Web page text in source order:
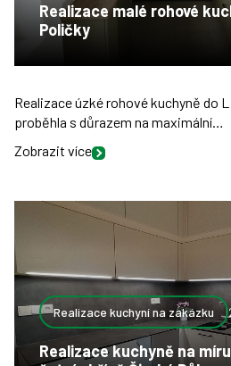
Realizace malé rohové
Poličky
Realizace úzké rohové kuchyně do
proběhla s důrazem na maximální…
Zobrazit více
Realizace kuchyní na zakázku
Realizace kuchyně na